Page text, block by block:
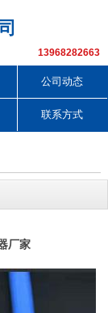
13968282663
公司动态
联系方式
厂家